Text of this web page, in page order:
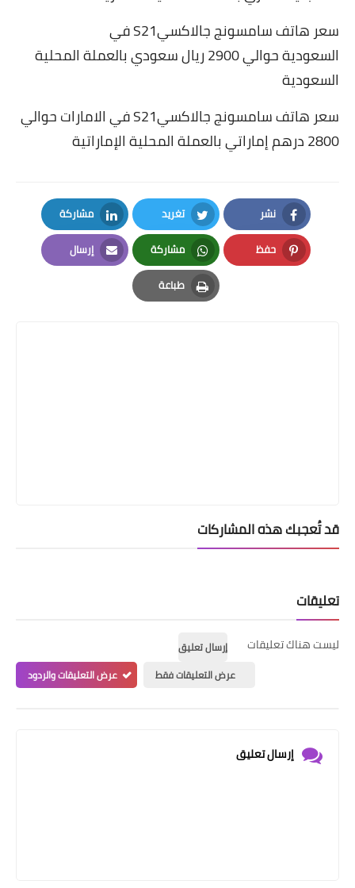
سعر هاتف سامسونج جالاكسيS21 في
السعودية حوالي 2900 ريال سعودي بالعملة المحلية
السعودية
سعر هاتف سامسونج جالاكسيS21 في الامارات حوالي
2800 درهم إماراتي بالعملة المحلية الإماراتية
نشر
Facebook
تغريد
Twitter
مشاركة
LinkedIn
حفظ
Pinterest
مشاركة
Whatsapp
إرسال
Email
طباعة
Print
قد تُعجبك هذه المشاركات
تعليقات
ليست هناك تعليقات
إرسال تعليق
عرض التعليقات فقط
عرض التعليقات والردود
إرسال تعليق